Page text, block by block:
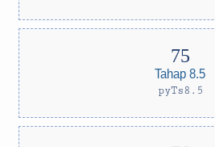
Tahap 8.5
pyTs8.5